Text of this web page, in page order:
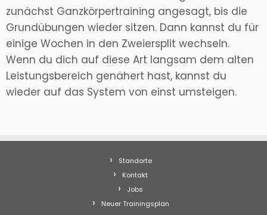
zunächst Ganzkörpertraining angesagt, bis die
Grundübungen wieder sitzen. Dann kannst du für
einige Wochen in den Zweiersplit wechseln.
Wenn du dich auf diese Art langsam dem alten
Leistungsbereich genähert hast, kannst du
wieder auf das System von einst umsteigen.
Standorte
Kontakt
Jobs
Neuer Trainingsplan